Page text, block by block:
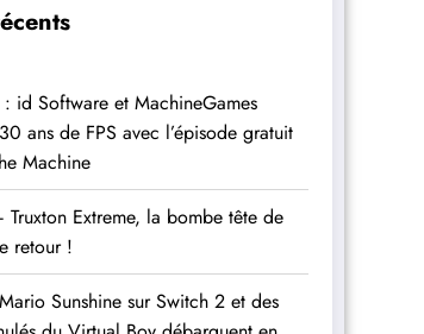
id Software et MachineGames
ans de FPS avec l’épisode gratuit
Machine
Truxton Extreme, la bombe tête de
retour !
Sunshine sur Switch 2 et des